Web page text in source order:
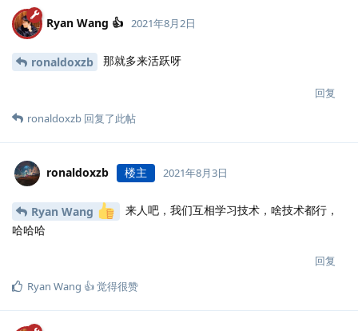
Ryan Wang 👍 2021年8月2日
ronaldoxzb 那就多来活跃呀
回复
ronaldoxzb 回复了此帖
ronaldoxzb 楼主 2021年8月3日
Ryan Wang
来人吧，我们互相学习技术，啥技术都行，
哈哈哈
回复
Ryan Wang 👍觉得很赞